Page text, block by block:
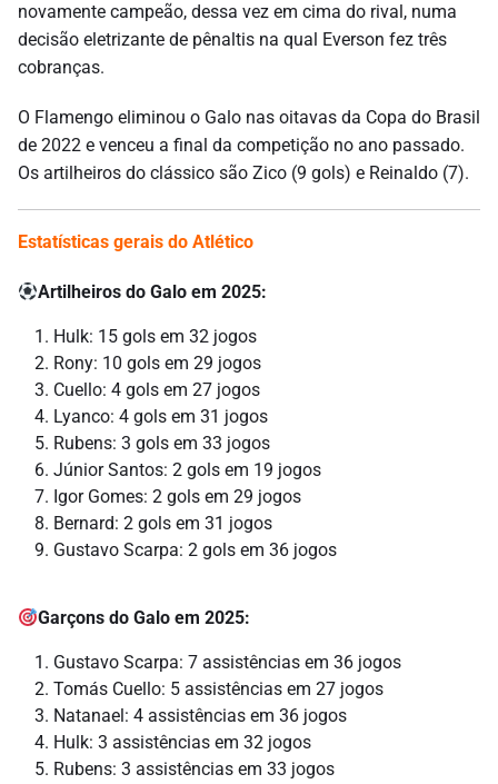
novamente campeão, dessa vez em cima do rival, numa
decisão eletrizante de pênaltis na qual Everson fez três
cobranças.
O Flamengo eliminou o Galo nas oitavas da Copa do Brasil
de 2022 e venceu a final da competição no ano passado.
Os artilheiros do clássico são Zico (9 gols) e Reinaldo (7).
Estatísticas gerais do Atlético
Artilheiros do Galo em 2025:
Hulk: 15 gols em 32 jogos
Rony: 10 gols em 29 jogos
Cuello: 4 gols em 27 jogos
Lyanco: 4 gols em 31 jogos
Rubens: 3 gols em 33 jogos
Júnior Santos: 2 gols em 19 jogos
Igor Gomes: 2 gols em 29 jogos
Bernard: 2 gols em 31 jogos
Gustavo Scarpa: 2 gols em 36 jogos
Garçons do Galo em 2025:
Gustavo Scarpa: 7 assistências em 36 jogos
Tomás Cuello: 5 assistências em 27 jogos
Natanael: 4 assistências em 36 jogos
Hulk: 3 assistências em 32 jogos
Rubens: 3 assistências em 33 jogos